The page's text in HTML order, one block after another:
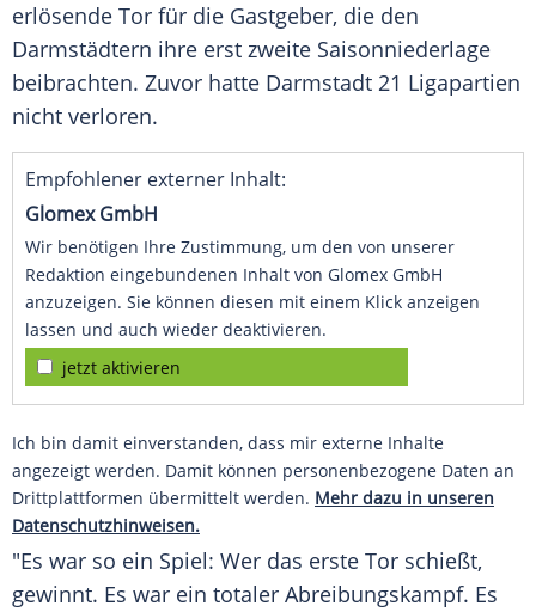
erlösende Tor für die Gastgeber, die den
Darmstädtern ihre erst zweite Saisonniederlage
beibrachten. Zuvor hatte Darmstadt 21 Ligapartien
nicht verloren.
Empfohlener externer Inhalt:
Glomex GmbH
Wir benötigen Ihre Zustimmung, um den von unserer
Redaktion eingebundenen Inhalt von Glomex GmbH
anzuzeigen. Sie können diesen mit einem Klick anzeigen
lassen und auch wieder deaktivieren.
jetzt aktivieren
Ich bin damit einverstanden, dass mir externe Inhalte
angezeigt werden. Damit können personenbezogene Daten an
Drittplattformen übermittelt werden. Mehr dazu in unseren
Datenschutzhinweisen.
"Es war so ein Spiel: Wer das erste Tor schießt,
gewinnt. Es war ein totaler Abreibungskampf. Es